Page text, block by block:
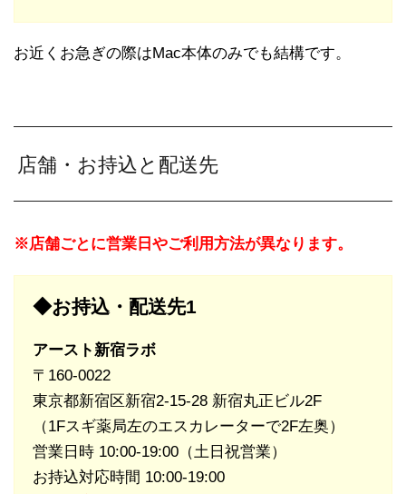
お近くお急ぎの際はMac本体のみでも結構です。
店舗・お持込と配送先
※店舗ごとに営業日やご利用方法が異なります。
◆お持込・配送先1
アースト新宿ラボ
〒160-0022
東京都新宿区新宿2-15-28 新宿丸正ビル2F
（1Fスギ薬局左のエスカレーターで2F左奥）
営業日時 10:00-19:00（土日祝営業）
お持込対応時間 10:00-19:00